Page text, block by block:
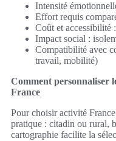
Intensité
Effort requis
Coût et accessibilité
Impact social :
Compatibilité avec
travail, mobilité)
Comment personnaliser
France
Pour choisir activité
pratique : citadin ou rural,
cartographie facilite la